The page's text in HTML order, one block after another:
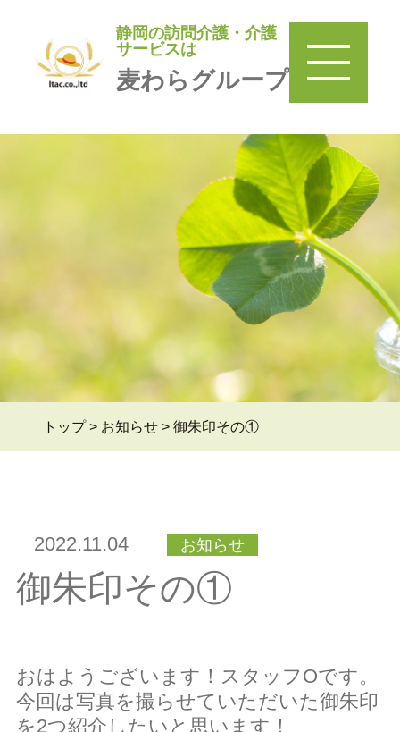
静岡の訪問介護・介護
サービスは
麦わらグループ
静岡の訪問介護・介護サービ
スは
麦わらグループ
＞
訪問介護 麦わら ＞
みまもり巡回麦わら家 ＞
よくある質問Q&A ＞
ブログ
トップ> お知らせ > 御朱印その①
2022.11.04 お知らせ
御朱印その①
おはようございます！スタッフOです。
今回は写真を撮らせていただいた御朱印
を2つ紹介したいと思います！